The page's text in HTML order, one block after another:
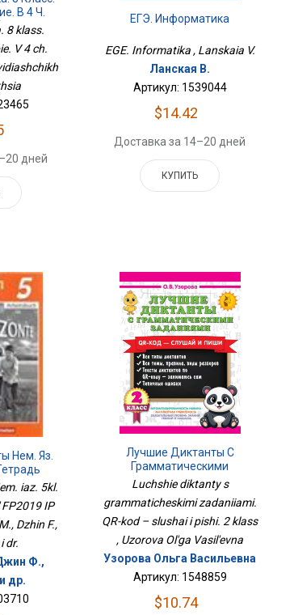
В 4 Ч.
8 klass.
V 4 ch.
дней
ЕГЭ. Информатика
EGE. Informatika , Lanskaia V.
Ланская В.
Артикул: 1539044
$14.42
Доставка за 14–20 дней
КУПИТЬ
Нем. Яз.
iaz. 5kl.
IP
Dzhin F.,
dr.
Ф.,
др.
Лучшие Диктанты С
Грамматическими
Заданиями. QR-Код –
Слушай И Пиши. 2 Класс
Luchshie diktanty s
grammaticheskimi zadaniiami.
QR-kod – slushai i pishi. 2 klass
, Uzorova Ol'ga Vasil'evna
Узорова Ольга Васильевна
Артикул: 1548859
$10.74